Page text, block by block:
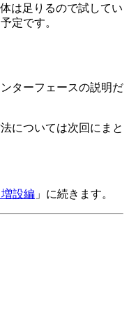
は足りるので試してい
定です。
ターフェースの説明だ
については次回にまと
設編 」に続きます。